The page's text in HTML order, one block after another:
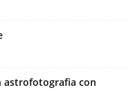
astrofotografia con